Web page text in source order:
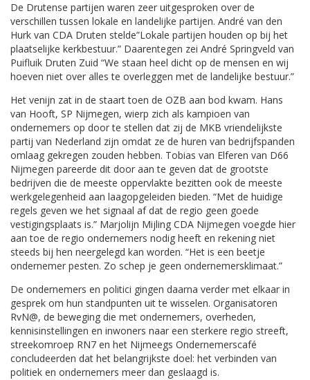
De Drutense partijen waren zeer uitgesproken over de
verschillen tussen lokale en landelijke partijen. André van den
Hurk van CDA Druten stelde”Lokale partijen houden op bij het
plaatselijke kerkbestuur.” Daarentegen zei André Springveld van
Puifluik Druten Zuid “We staan heel dicht op de mensen en wij
hoeven niet over alles te overleggen met de landelijke bestuur.”
Het venijn zat in de staart toen de OZB aan bod kwam. Hans
van Hooft, SP Nijmegen, wierp zich als kampioen van
ondernemers op door te stellen dat zij de MKB vriendelijkste
partij van Nederland zijn omdat ze de huren van bedrijfspanden
omlaag gekregen zouden hebben. Tobias van Elferen van D66
Nijmegen pareerde dit door aan te geven dat de grootste
bedrijven die de meeste oppervlakte bezitten ook de meeste
werkgelegenheid aan laagopgeleiden bieden. “Met de huidige
regels geven we het signaal af dat de regio geen goede
vestigingsplaats is.” Marjolijn Mijling CDA Nijmegen voegde hier
aan toe de regio ondernemers nodig heeft en rekening niet
steeds bij hen neergelegd kan worden. “Het is een beetje
ondernemer pesten. Zo schep je geen ondernemersklimaat.”
De ondernemers en politici gingen daarna verder met elkaar in
gesprek om hun standpunten uit te wisselen. Organisatoren
RvN@, de beweging die met ondernemers, overheden,
kennisinstellingen en inwoners naar een sterkere regio streeft,
streekomroep RN7 en het Nijmeegs Ondernemerscafé
concludeerden dat het belangrijkste doel: het verbinden van
politiek en ondernemers meer dan geslaagd is.